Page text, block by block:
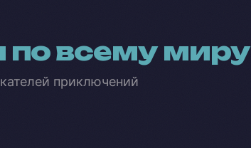
по всему миру
приключений